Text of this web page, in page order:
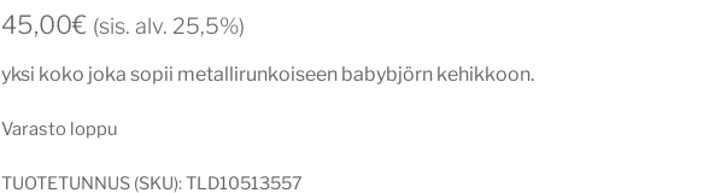
45,00€ (sis. alv. 25,5%)
yksi koko joka sopii metallirunkoiseen babybjörn kehikkoon.
Varasto loppu
TUOTETUNNUS (SKU):TLD10513557